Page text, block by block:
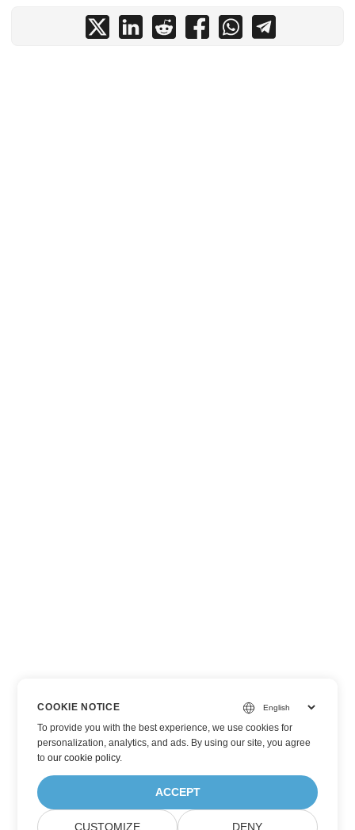
COOKIE NOTICE
To provide you with the best experience, we use cookies for
personalization, analytics, and ads. By using our site, you agree
toour cookie policy.
ACCEPT
CUSTOMIZE DENY